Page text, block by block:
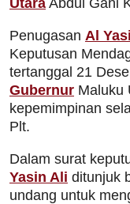
Penugasan Al
Keputusan
tertanggal 21
Gubernur Maluku
kepemimpinan
Plt.
Dalam surat
Yasin Ali ditunjuk
undang untuk